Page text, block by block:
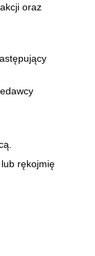
oraz
rękojmię